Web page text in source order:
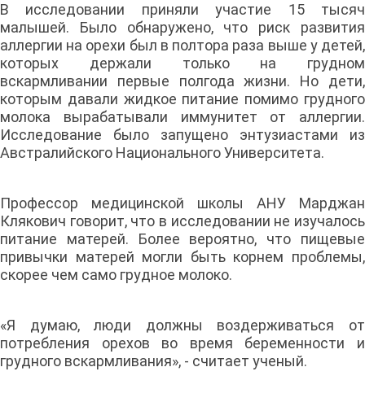
В исследовании приняли участие 15 тысяч
малышей. Было обнаружено, что риск развития
аллергии на орехи был в полтора раза выше у детей,
которых держали только на грудном
вскармливании первые полгода жизни. Но дети,
которым давали жидкое питание помимо грудного
молока вырабатывали иммунитет от аллергии.
Исследование было запущено энтузиастами из
Австралийского Национального Университета.
Профессор медицинской школы АНУ Марджан
Клякович говорит, что в исследовании не изучалось
питание матерей. Более вероятно, что пищевые
привычки матерей могли быть корнем проблемы,
скорее чем само грудное молоко.
«Я думаю, люди должны воздерживаться от
потребления орехов во время беременности и
грудного вскармливания», - считает ученый.